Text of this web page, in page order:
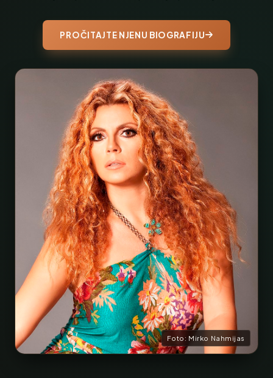
PROČITAJTE NJENU BIOGRAFIJU
Foto: Mirko Nahmijas